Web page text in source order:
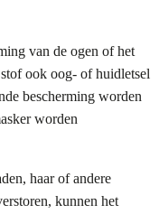
van de ogen of het
ook oog- of huidletsel
bescherming worden
worden
haar of andere
kunnen het